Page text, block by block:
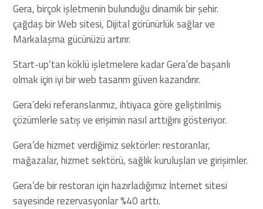
Gera, birçok işletmenin bulunduğu dinamik bir şehir.
çağdaş bir Web sitesi, Dijital görünürlük sağlar ve
Markalaşma gücünüzü artırır.
Start-up’tan köklü işletmelere kadar Gera’de başarılı
olmak için iyi bir web tasarım güven kazandırır.
Gera’deki referanslarımız, ihtiyaca göre geliştirilmiş
çözümlerle satış ve erişimin nasıl arttığını gösteriyor.
Gera’de hizmet verdiğimiz sektörler: restoranlar,
mağazalar, hizmet sektörü, sağlık kuruluşları ve girişimler.
Gera’de bir restoran için hazırladığımız İnternet sitesi
sayesinde rezervasyonlar %40 arttı.